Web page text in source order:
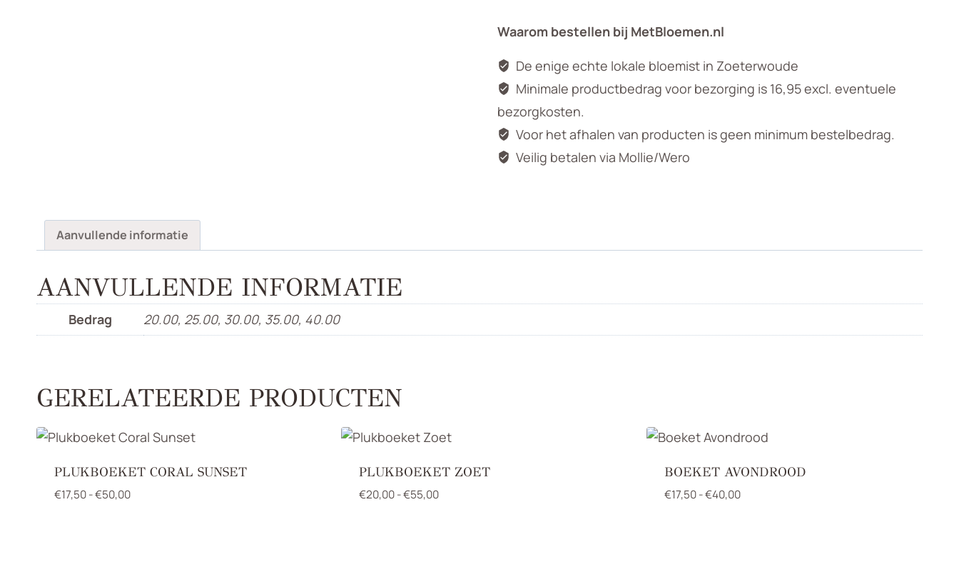
Waarom bestellen bij MetBloemen.nl
De enige echte lokale bloemist in Zoeterwoude
Minimale productbedrag voor bezorging is 16,95 excl. eventuele
bezorgkosten.
Voor het afhalen van producten is geen minimum bestelbedrag.
Veilig betalen via Mollie/Wero
Aanvullende informatie
AANVULLENDE INFORMATIE
Bedrag 20.00, 25.00, 30.00, 35.00, 40.00
GERELATEERDE PRODUCTEN
PLUKBOEKET CORAL SUNSET
€17,50-€50,00Prijsklasse:
PLUKBOEKET ZOET
€20,00-€55,00Prijsklasse:
BOEKET AVONDROOD
€17,50 -€40,00Prijsklasse: